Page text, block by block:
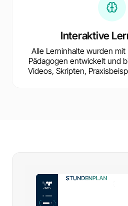
Interaktive
Alle Lerninhalte wurden
Pädagogen entwickelt und
Videos, Skripten,